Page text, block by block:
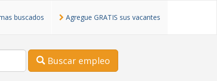
buscados Agregue GRATIS sus vacantes
Buscar empleo